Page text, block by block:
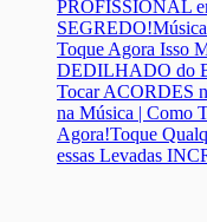
PROFISSIONAL
SEGREDO!
Toque Agora Isso
DEDILHADO do
Tocar ACORDES
na Música | Como
Agora!Toque
essas Levadas